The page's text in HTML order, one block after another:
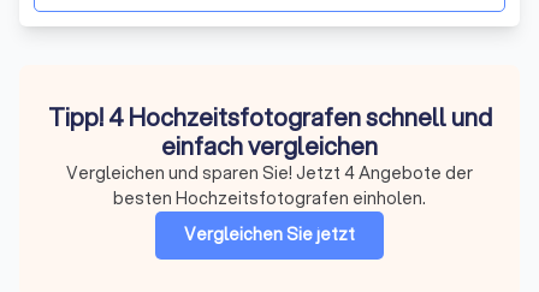
Tipp! 4 Hochzeitsfotografen schnell und
einfach vergleichen
Vergleichen und sparen Sie! Jetzt 4 Angebote der
besten Hochzeitsfotografen einholen.
Vergleichen Sie jetzt